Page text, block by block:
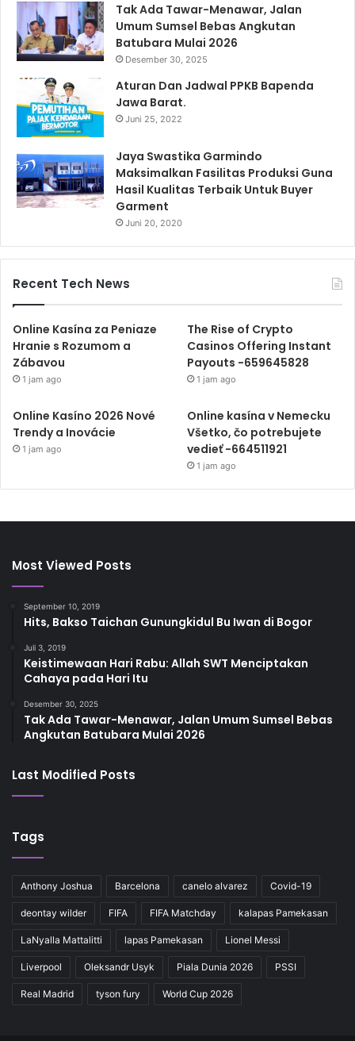
Tak Ada Tawar-Menawar, Jalan
Umum Sumsel Bebas Angkutan
Batubara Mulai 2026
Desember 30, 2025
Aturan Dan Jadwal PPKB Bapenda
Jawa Barat.
Juni 25, 2022
Jaya Swastika Garmindo
Maksimalkan Fasilitas Produksi Guna
Hasil Kualitas Terbaik Untuk Buyer
Garment
Juni 20, 2020
Recent Tech News
Online Kasína za Peniaze
Hranie s Rozumom a
Zábavou
1 jam ago
The Rise of Crypto
Casinos Offering Instant
Payouts -659645828
1 jam ago
Online Kasíno 2026 Nové
Trendy a Inovácie
1 jam ago
Online kasína v Nemecku
Všetko, čo potrebujete
vedieť -664511921
1 jam ago
Most Viewed Posts
September 10, 2019
Hits, Bakso Taichan Gunungkidul Bu Iwan di Bogor
Juli 3, 2019
Keistimewaan Hari Rabu: Allah SWT Menciptakan
Cahaya pada Hari Itu
Desember 30, 2025
Tak Ada Tawar-Menawar, Jalan Umum Sumsel Bebas
Angkutan Batubara Mulai 2026
Last Modified Posts
Tags
Anthony Joshua Barcelona canelo alvarez Covid-19
deontay wilder FIFA FIFA Matchday kalapas Pamekasan
LaNyalla Mattalitti lapas Pamekasan Lionel Messi
Liverpool Oleksandr Usyk Piala Dunia 2026 PSSI
Real Madrid tyson fury World Cup 2026